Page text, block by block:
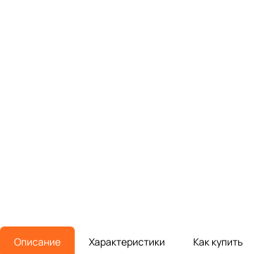
Описание Характеристики Как купить